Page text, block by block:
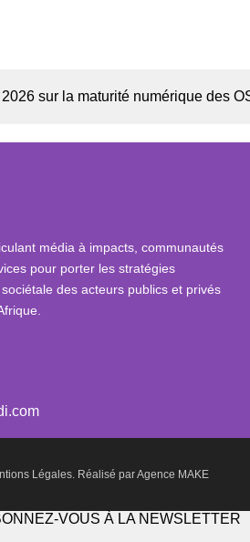
la maturité numérique des OSC
média à impacts, communautés
pour porter les stratégies
des acteurs publics et privés
Légales. Réalisé parAgence MAKE
VOUS À LA NEWSLETTER